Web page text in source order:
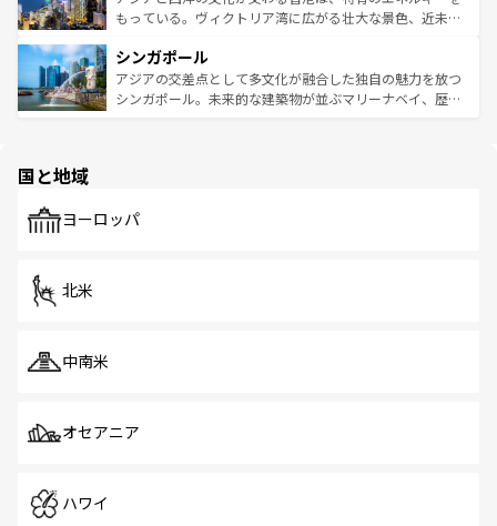
が旅行者を迎えてくれるので、きっと忘れられない旅にな
参照してほしい。
いビーチでリゾート気分を楽しむことができる。タイ料理
激する。気候は一年中温暖で、どの季節にも異なる楽しみ
が待っている。親しみやすいタイの人々、仏教を中心とし
た文化、そして多様な観光資源が、訪れる旅人を魅了し続
もっている。ヴィクトリア湾に広がる壮大な景色、近未来
み、どこを訪れても感動するはず。観光スポットが密集し
ており、効率よく見どころを回れるのも魅力。息をのむよ
うな絶景から文化的な体験まで、香港を存分に楽しみ尽く
シンガポール
アジアの交差点として多文化が融合した独自の魅力を放つ
シンガポール。未来的な建築物が並ぶマリーナベイ、歴史
で、ホーカーズは地元の風情を楽しめる外せないスポット
国と地域
ヨーロッパ
北米
中南米
オセアニア
ハワイ